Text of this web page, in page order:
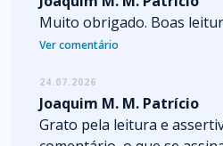
Muito obrigado. Boas
Ver comentário
24.07.2026
Joaquim M. M. Patrício
Grato pela leitura e